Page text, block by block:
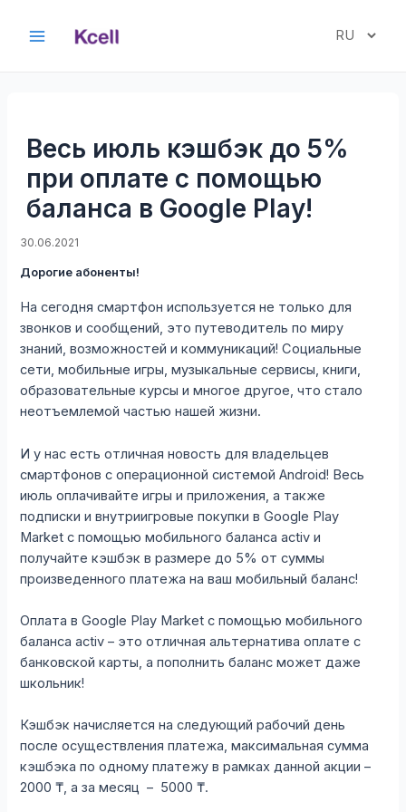
Выбрать
Весь июль кэшбэк до 5%
при оплате с помощью
баланса в Google Play!
30.06.2021
Дорогие абоненты!
На сегодня смартфон используется не только для
звонков и сообщений, это путеводитель по миру
знаний, возможностей и коммуникаций! Социальные
сети, мобильные игры, музыкальные сервисы, книги,
образовательные курсы и многое другое, что стало
неотъемлемой частью нашей жизни.
И у нас есть отличная новость для владельцев
смартфонов с операционной системой Android! Весь
июль оплачивайте игры и приложения, а также
подписки и внутриигровые покупки в Google Play
Market с помощью мобильного баланса activ и
получайте кэшбэк в размере до 5% от суммы
произведенного платежа на ваш мобильный баланс!
Оплата в Google Play Market с помощью мобильного
баланса activ – это отличная альтернатива оплате с
банковской карты, а пополнить баланс может даже
школьник!
Кэшбэк начисляется на следующий рабочий день
после осуществления платежа, максимальная сумма
кэшбэка по одному платежу в рамках данной акции –
2000 ₸, а за месяц – 5000 ₸.